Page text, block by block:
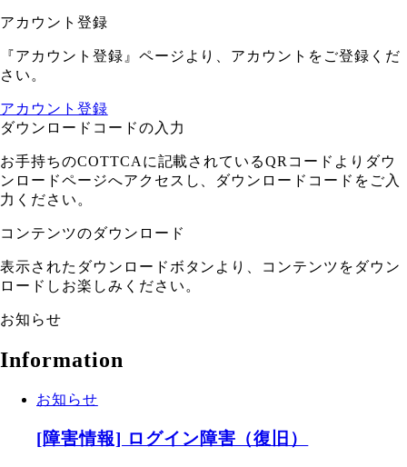
アカウント登録
『アカウント登録』ページより、アカウントをご登録くだ
さい。
アカウント登録
ダウンロードコードの入力
お手持ちのCOTTCAに記載されているQRコードよりダウ
ンロードページへアクセスし、ダウンロードコードをご入
力ください。
コンテンツのダウンロード
表示されたダウンロードボタンより、コンテンツをダウン
ロードしお楽しみください。
お知らせ
Information
お知らせ
[障害情報] ログイン障害（復旧）